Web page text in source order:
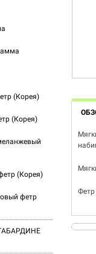
(Корея)
(Корея)
(Корея)
фетр
Фетр